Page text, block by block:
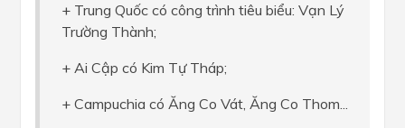
+ Trung Quốc có công trình tiêu biểu: Vạn Lý
Trường Thành;
+ Ai Cập có Kim Tự Tháp;
+ Campuchia có Ăng Co Vát, Ăng Co Thom...